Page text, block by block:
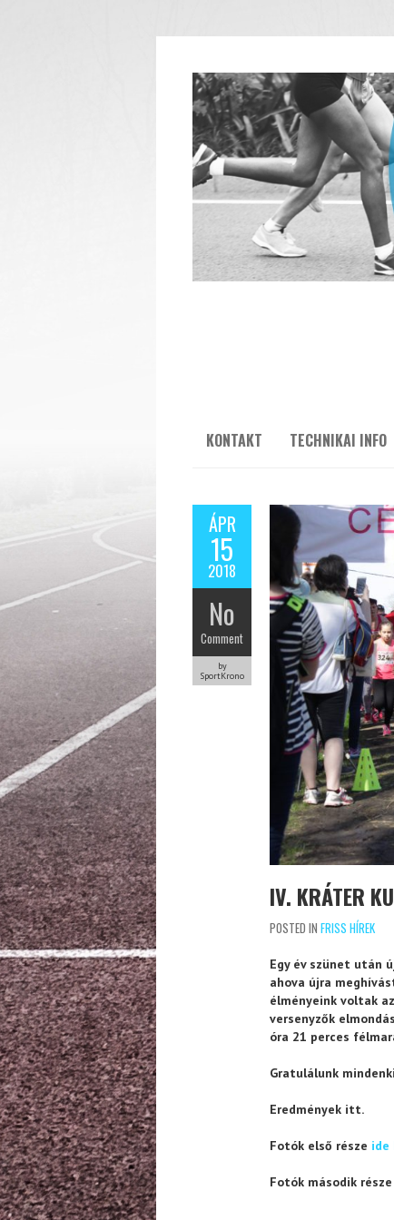
KONTAKT TECHNIKAI INFO
ÁPR
15
2018
No
Comment
by
SportKrono
IV. KRÁTER
POSTED IN FRISS HÍREK
Egy év szünet után
ahova újra
élményeink voltak
versenyzők
óra 21 perces
Gratulálunk
Eredmények itt.
Fotók első része
Fotók második része